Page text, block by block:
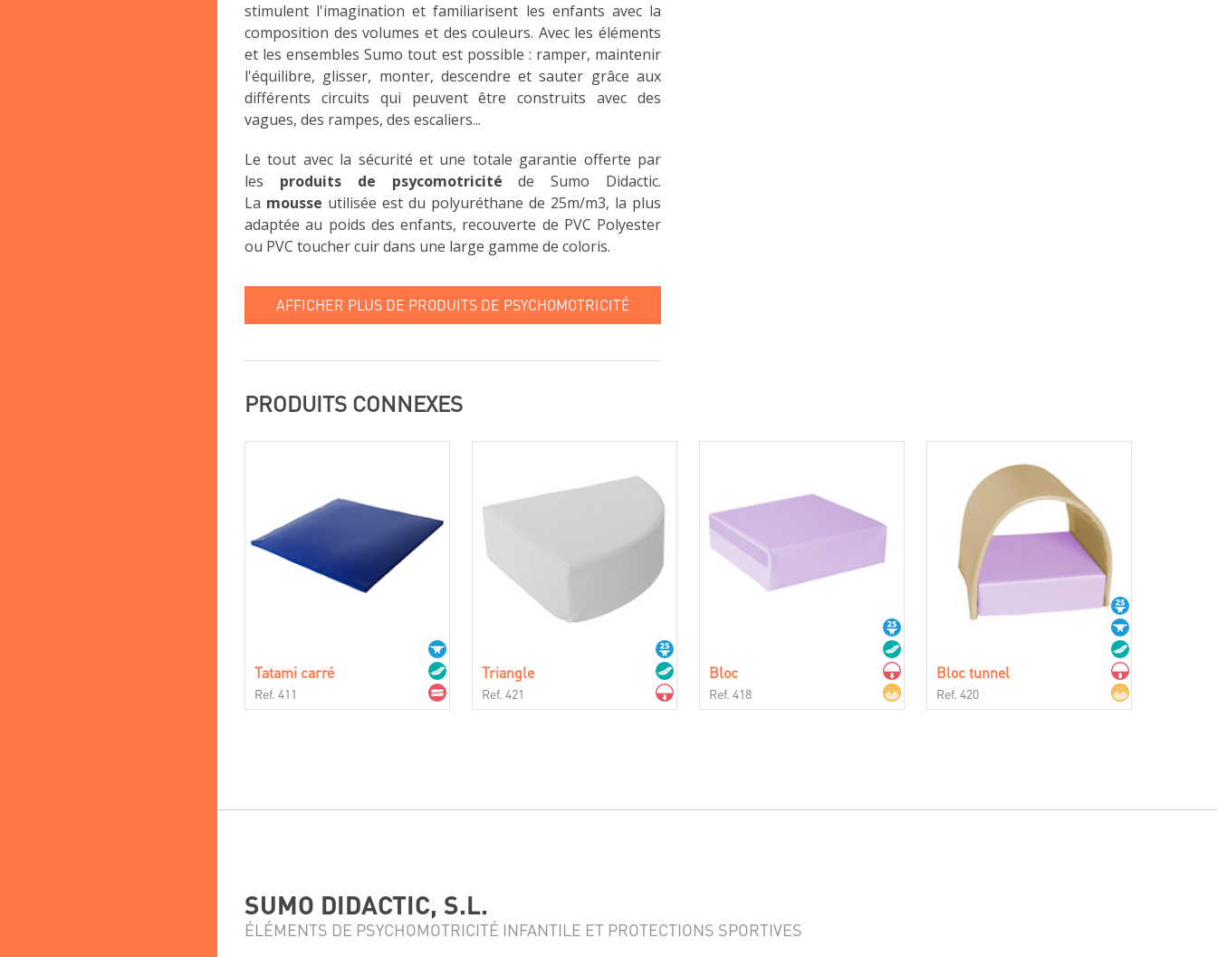
stimulent l'imagination et familiarisent les enfants avec la
composition des volumes et des couleurs. Avec les éléments
et les ensembles Sumo tout est possible : ramper, maintenir
l'équilibre, glisser, monter, descendre et sauter grâce aux
différents circuits qui peuvent être construits avec des
vagues, des rampes, des escaliers...
Le tout avec la sécurité et une totale garantie offerte par
les produits de psycomotricité de Sumo Didactic.
La mousse utilisée est du polyuréthane de 25m/m3, la plus
adaptée au poids des enfants, recouverte de PVC Polyester
ou PVC toucher cuir dans une large gamme de coloris.
AFFICHER PLUS DE PRODUITS DE PSYCHOMOTRICITÉ
PRODUITS CONNEXES
Tatami carré
Ref. 411
Triangle
Ref. 421
Bloc
Ref. 418
Bloc tunnel
Ref. 420
SUMO DIDACTIC, S.L.
ÉLÉMENTS DE PSYCHOMOTRICITÉ INFANTILE ET PROTECTIONS SPORTIVES